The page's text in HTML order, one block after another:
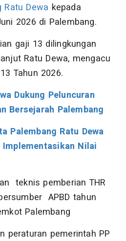
Ratu Dewa kepada
2026 di Palembang.
gaji 13 dilingkungan
Ratu Dewa, mengacu
Tahun 2026.
Dukung Peluncuran
Bersejarah Palembang
Palembang Ratu Dewa
Nilai
teknis pemberian THR
APBD tahun
Palembang
peraturan pemerintah PP